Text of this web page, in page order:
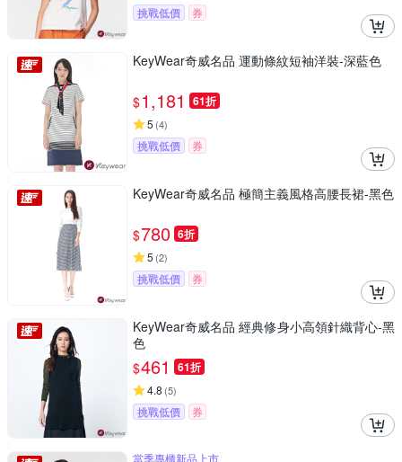
挑戰低價 券
KeyWear奇威名品 運動條紋短袖洋裝-深藍色
$1,181 61折
5 (4)
挑戰低價 券
KeyWear奇威名品 極簡主義風格高腰長裙-黑色
$780 6折
5 (2)
挑戰低價 券
KeyWear奇威名品 經典修身小高領針織背心-黑
色
$461 61折
4.8 (5)
挑戰低價 券
當季專櫃新品上市